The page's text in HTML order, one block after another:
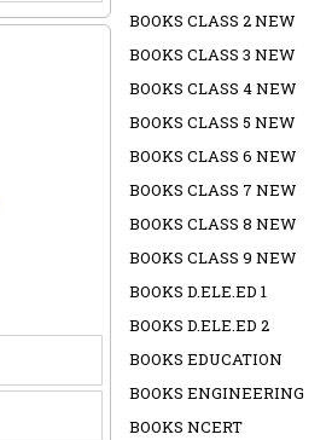
BOOKS CLASS 2 NEW
BOOKS CLASS 3 NEW
BOOKS CLASS 4 NEW
BOOKS CLASS 5 NEW
BOOKS CLASS 6 NEW
BOOKS CLASS 7 NEW
BOOKS CLASS 8 NEW
BOOKS CLASS 9 NEW
BOOKS D.ELE.ED 1
BOOKS D.ELE.ED 2
BOOKS EDUCATION
BOOKS ENGINEERING
BOOKS NCERT